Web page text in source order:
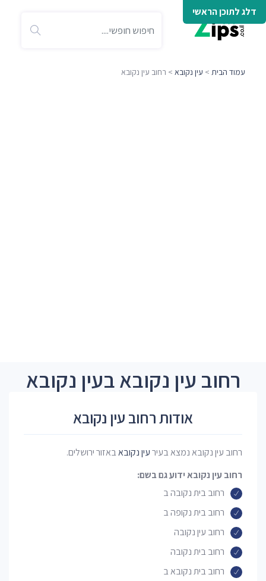
דלג לתוכן הראשי
עמוד הבית > עין נקובא > רחוב עין נקובא
רחוב עין נקובא בעין נקובא
אודות רחוב עין נקובא
רחוב עין נקובא נמצא בעירעין נקובאבאזור ירושלים.
רחוב עין נקובא ידוע גם בשם:
רחוב בית נקובה ב
רחוב בית נקופה ב
רחוב עין נקובה
רחוב בית נקובה
רחוב בית נקובא ב